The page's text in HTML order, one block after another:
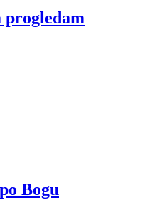
progledam
Bogu